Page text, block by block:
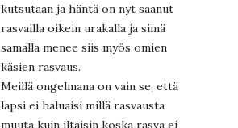
kutsutaan ja häntä on nyt saanut
rasvailla oikein urakalla ja siinä
samalla menee siis myös omien
käsien rasvaus.
Meillä ongelmana on vain se, että
lapsi ei haluaisi millä rasvausta
muuta kuin iltaisin koska rasva ei